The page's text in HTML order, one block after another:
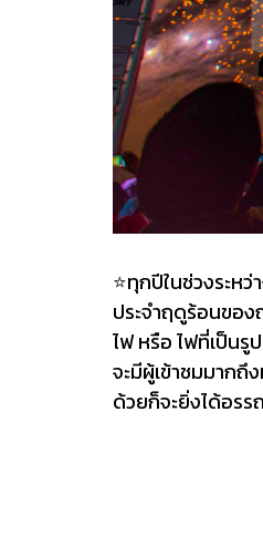
⭐️ทุกปีในช่วงระห
ประจำฤดูร้อนขอ
ไฟ หรือ ไฟที่เป็นรู
จะมีผู้เข้าชมมากถึ
ด้วยก็จะยิ่งได้อรร